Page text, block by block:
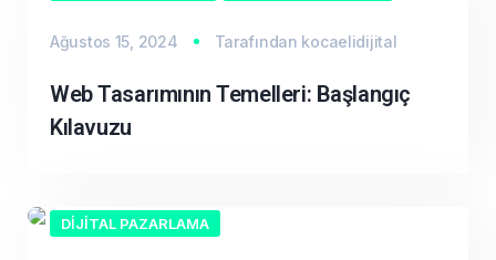
Ağustos 15, 2024 Tarafından kocaelidijital
Web Tasarımının Temelleri: Başlangıç
Kılavuzu
DIJITAL PAZARLAMA